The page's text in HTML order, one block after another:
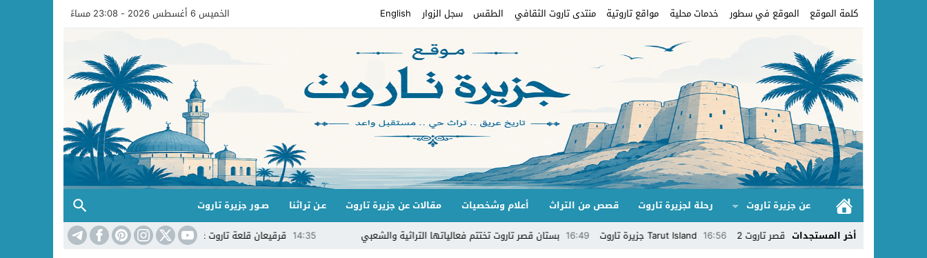
كلمة الموقع الموقع في سطور خدمات محلية مواقع تاروتية منتدى تاروت الثقافي الطقس سجل الزوار English الخميس 6 أغسطس 2026 - 23:08 مساءً
عن جزيرة تاروت رحلة لجزيرة تاروت قصص من التراث أعلام وشخصيات مقالات عن جزيرة تاروت عـن تراثنا
صـور جزيرة تاروت
أخر المستجدات
14:35 قرقيعان قلعة تاروت غير مبادرة بستان تاروت لليل 14:32 رحلة مشوّقة في عبق بستان قصر تاروت 2 16:56 Tarut Island جزيرة تاروت 16:49 بستان قصر تاروت تختتم فعالياتها التراثية والشعبي